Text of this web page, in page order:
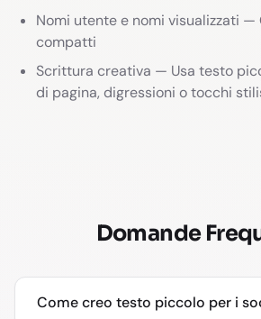
Nomi utente e nomi visualizzati
compatti
Scrittura creativa — Usa testo
di pagina, digressioni o tocchi
Domande
Come creo testo piccolo per i